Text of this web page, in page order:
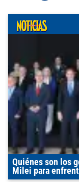
Quiénes son los
Milei para